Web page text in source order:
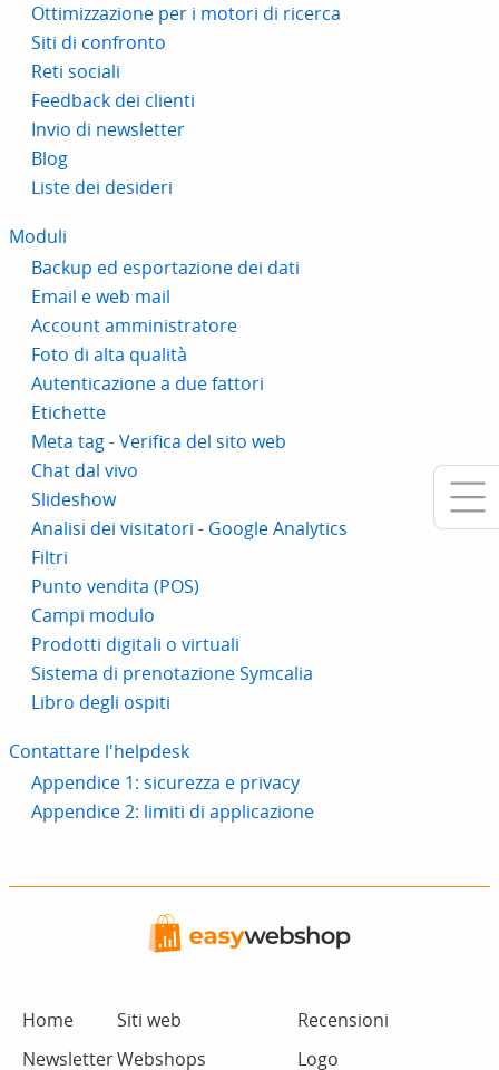
Ottimizzazione per i motori di ricerca
Siti di confronto
Reti sociali
Feedback dei clienti
Invio di newsletter
Blog
Liste dei desideri
Moduli
Backup ed esportazione dei dati
Email e web mail
Account amministratore
Foto di alta qualità
Autenticazione a due fattori
Etichette
Meta tag - Verifica del sito web
Chat dal vivo
Slideshow
Analisi dei visitatori - Google Analytics
Filtri
Punto vendita (POS)
Campi modulo
Prodotti digitali o virtuali
Sistema di prenotazione Symcalia
Libro degli ospiti
Contattare l'helpdesk
Appendice 1: sicurezza e privacy
Appendice 2: limiti di applicazione
Home
Newsletter
Siti web
Webshops
Recensioni
Logo